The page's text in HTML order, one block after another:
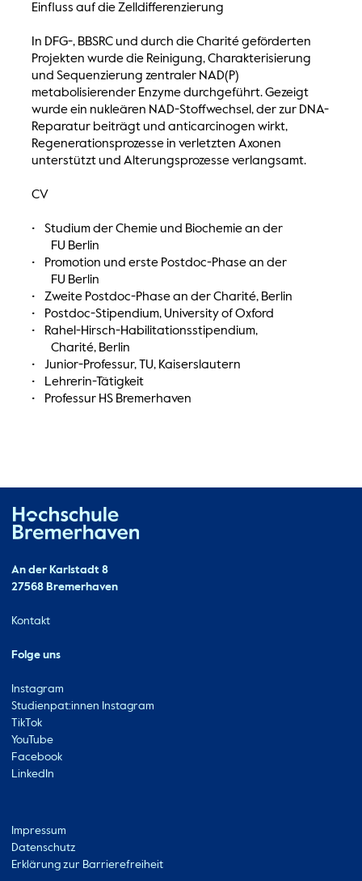
Einfluss auf die Zelldifferenzierung
In DFG-, BBSRC und durch die Charité geförderten
Projekten wurde die Reinigung, Charakterisierung
und Sequenzierung zentraler NAD(P)
metabolisierender Enzyme durchgeführt. Gezeigt
wurde ein nukleären NAD-Stoffwechsel, der zur DNA-
Reparatur beiträgt und anticarcinogen wirkt,
Regenerationsprozesse in verletzten Axonen
unterstützt und Alterungsprozesse verlangsamt.
CV
• Studium der Chemie und Biochemie an der
FU Berlin
• Promotion und erste Postdoc-Phase an der
FU Berlin
• Zweite Postdoc-Phase an der Charité, Berlin
• Postdoc-Stipendium, University of Oxford
• Rahel-Hirsch-Habilitationsstipendium,
Charité, Berlin
• Junior-Professur, TU, Kaiserslautern
• Lehrerin-Tätigkeit
• Professur HS Bremerhaven
Kontakt
An der Karlstadt 8
27568 Bremerhaven
Ressourcen
Kontakt
Folge uns
Instagram
Studienpat:innen Instagram
TikTok
YouTube
Facebook
LinkedIn
Metabar
Impressum
Datenschutz
Erklärung zur Barrierefreiheit